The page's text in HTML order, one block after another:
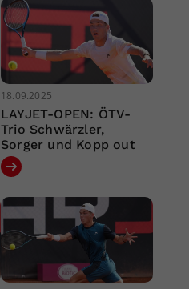
18.09.2025
LAYJET-OPEN: ÖTV-
Trio Schwärzler,
Sorger und Kopp out